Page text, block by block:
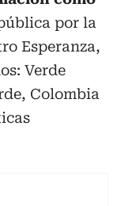
por la
Esperanza,
Verde
Colombia